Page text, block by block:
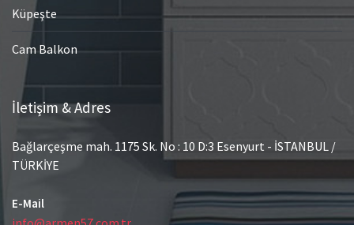
Küpeşte
Cam Balkon
İletişim & Adres
Bağlarçeşme mah. 1175 Sk. No : 10 D:3 Esenyurt - İSTANBUL /
TÜRKİYE
E-Mail